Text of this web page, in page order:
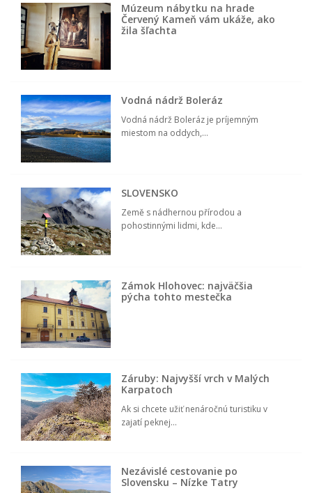
Múzeum nábytku na hrade
Červený Kameň vám ukáže, ako
žila šľachta
Vodná nádrž Boleráz
Vodná nádrž Boleráz je príjemným
miestom na oddych,...
SLOVENSKO
Země s nádhernou přírodou a
pohostinnými lidmi, kde...
Zámok Hlohovec: najväčšia
pýcha tohto mestečka
Záruby: Najvyšší vrch v Malých
Karpatoch
Ak si chcete užiť nenáročnú turistiku v
zajatí peknej...
Nezávislé cestovanie po
Slovensku – Nízke Tatry